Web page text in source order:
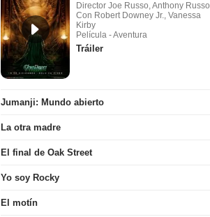
Director Joe Russo, Anthony Russo
Con Robert Downey Jr., Vanessa
Kirby
Película - Aventura
Tráiler
Jumanji: Mundo abierto
La otra madre
El final de Oak Street
Yo soy Rocky
El motín